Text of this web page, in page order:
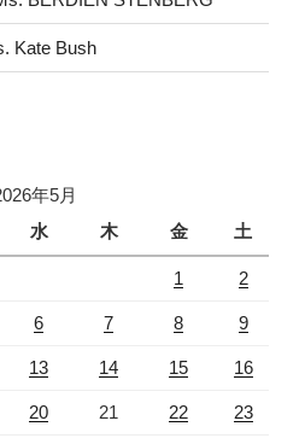
Kate Bush
年5月
水 木 金 土
1 2
6 7 8 9
13 14 15 16
20 21 22 23